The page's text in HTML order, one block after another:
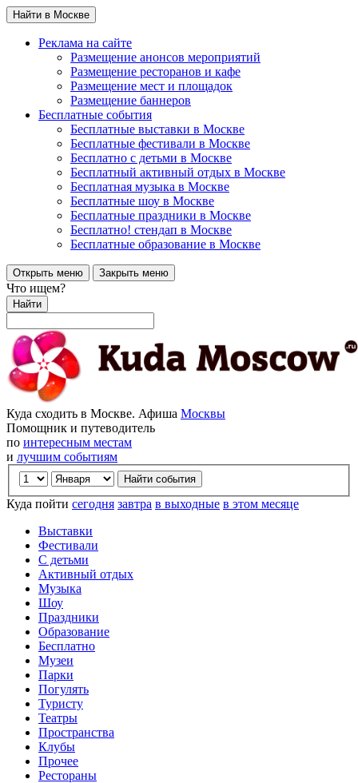
Найти в Москве
Реклама на сайте
Размещение анонсов мероприятий
Размещение ресторанов и кафе
Размещение мест и площадок
Размещение баннеров
Бесплатные события
Бесплатные выставки в Москве
Бесплатные фестивали в Москве
Бесплатно с детьми в Москве
Бесплатный активный отдых в Москве
Бесплатная музыка в Москве
Бесплатные шоу в Москве
Бесплатные праздники в Москве
Бесплатно! стендап в Москве
Бесплатные образование в Москве
Открыть меню Закрыть меню
Что ищем?
Найти
Куда сходить в Москве. Афиша Москвы
Помощник и путеводитель
по интересным местам
и лучшим событиям
Куда пойти сегодня завтра в выходные в этом месяце
Выставки
Фестивали
С детьми
Активный отдых
Музыка
Шоу
Праздники
Образование
Бесплатно
Музеи
Парки
Погулять
Туристу
Театры
Пространства
Клубы
Прочее
Рестораны